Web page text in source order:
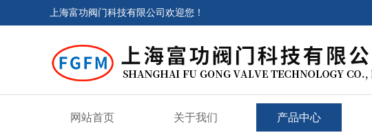
上海富功阀门科技有限公司欢迎您！
网站首页 关于我们 产品中心